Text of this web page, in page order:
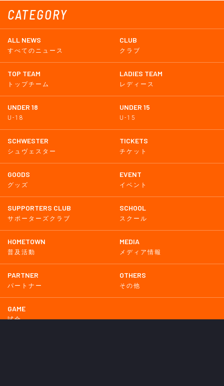
CATEGORY
ALL NEWS
すべてのニュース
CLUB
クラブ
TOP TEAM
トップチーム
LADIES TEAM
レディース
UNDER 18
U-18
UNDER 15
U-15
SCHWESTER
シュヴェスター
TICKETS
チケット
GOODS
グッズ
EVENT
イベント
SUPPORTERS CLUB
サポーターズクラブ
SCHOOL
スクール
HOMETOWN
普及活動
MEDIA
メディア情報
PARTNER
パートナー
OTHERS
その他
GAME
試合